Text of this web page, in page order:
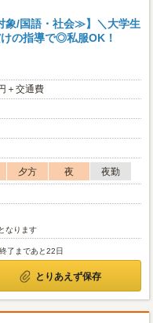
象/国語・社会≫】＼大学生
の指導で◎私服OK！
＋交通費
夕方 夜
夜勤
なります
了まであと22日
とりあえず保存